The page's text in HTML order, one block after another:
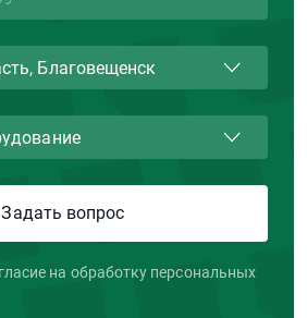
на обработку персональных